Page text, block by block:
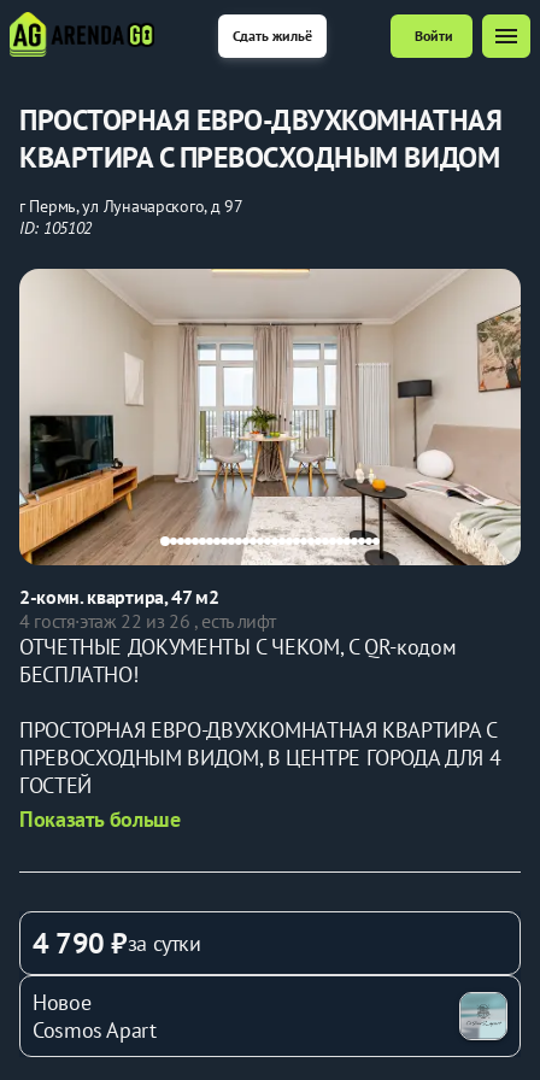
Сдать жильё Войти menu
ПРОСТОРНАЯ ЕВРО-ДВУХКОМНАТНАЯ
КВАРТИРА С ПРЕВОСХОДНЫМ ВИДОМ
г Пермь, ул Луначарского, д 97
ID: 105102
2-комн. квартира, 47 м2
4 гостя·этаж 22 из 26 , есть лифт
ОТЧЕТНЫЕ ДОКУМЕНТЫ С ЧЕКОМ, С QR-кодом
БЕСПЛАТНО!
ПРОСТОРНАЯ ЕВРО-ДВУХКОМНАТНАЯ КВАРТИРА С
ПРЕВОСХОДНЫМ ВИДОМ, В ЦЕНТРЕ ГОРОДА ДЛЯ 4
ГОСТЕЙ
мгновенном - бронировании. ​Прекрасно подойдёт
РЯДОМ РАСПОЛАГАЕТСЯ:
· Центральный парк развлечений им. М. Горького.
· Ротонда
· Автовокзал
· ЦУМ
Показать больше
4 790 ₽за сутки
Новое
Cosmos Apart